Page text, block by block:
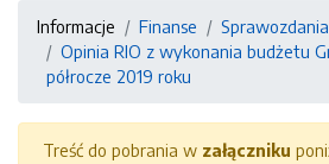
Informacje Finanse Sprawozdania
Opinia RIO z wykonania budżetu
półrocze 2019 roku
Treść do pobrania w załączniku